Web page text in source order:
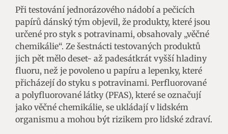
Při testování jednorázového nádobí a pečicích
papírů dánský tým objevil, že produkty, které jsou
určené pro styk s potravinami, obsahovaly „věčné
chemikálie“. Ze šestnácti testovaných produktů
jich pět mělo deset- až padesátkrát vyšší hladiny
fluoru, než je povoleno u papíru a lepenky, které
přicházejí do styku s potravinami. Perfluorované
a polyfluorované látky (PFAS), které se označují
jako věčné chemikálie, se ukládají v lidském
organismu a mohou být rizikem pro lidské zdraví.